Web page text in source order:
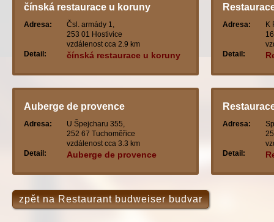
čínská restaurace u koruny
Adresa:
Čsl. armády 1,
253 01 Hostivice
vzdálenost cca 2.9 km
Detail:
čínská restaurace u koruny
Adresa:
K
Detail:
Auberge de provence
Adresa:
U Špejcharu 355,
252 67 Tuchoměřice
vzdálenost cca 3.3 km
Detail:
Auberge de provence
Adresa:
Detail:
zpět na Restaurant budweiser budvar